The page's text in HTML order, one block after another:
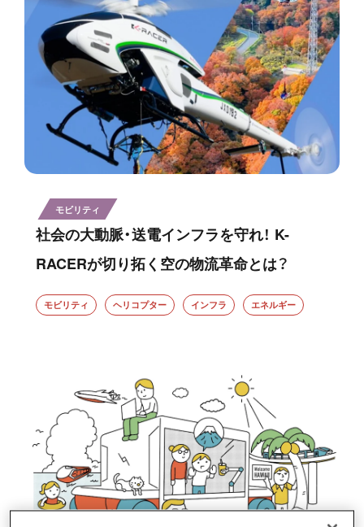
モビリティ
社会の大動脈・送電インフラを守れ！ K-
RACERが切り拓く空の物流革命とは？
モビリティ ヘリコプター インフラ エネルギー